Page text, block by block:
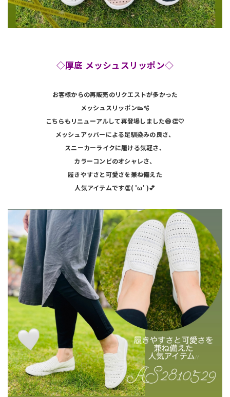
◇厚底 メッシュスリッポン◇
お客様からの再販売のリクエストが多かった
メッシュスリッポン👟🫧
こちらもリニューアルして再登場しました😄👏🤍
メッシュアッパーによる足馴染みの良さ、
スニーカーライクに履ける気軽さ、
カラーコンビのオシャレさ、
履きやすさと可愛さを兼ね備えた
人気アイテムです👏( 'ω' )︎💕︎